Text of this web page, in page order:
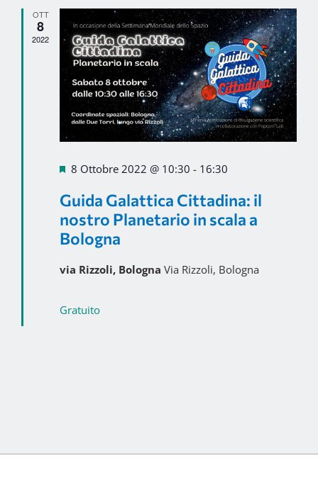
OTT
8
2022
Segnalati
8 Ottobre 2022 @ 10:30 - 16:30
Guida Galattica Cittadina: il
nostro Planetario in scala a
Bologna
via Rizzoli, Bologna Via Rizzoli, Bologna
Gratuito